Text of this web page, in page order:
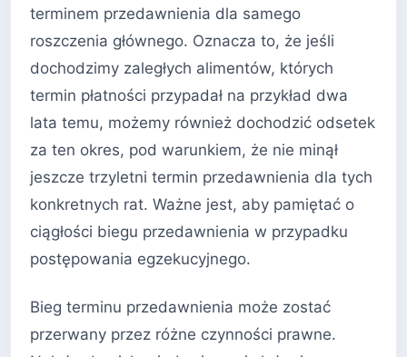
terminem przedawnienia dla samego
roszczenia głównego. Oznacza to, że jeśli
dochodzimy zaległych alimentów, których
termin płatności przypadał na przykład dwa
lata temu, możemy również dochodzić odsetek
za ten okres, pod warunkiem, że nie minął
jeszcze trzyletni termin przedawnienia dla tych
konkretnych rat. Ważne jest, aby pamiętać o
ciągłości biegu przedawnienia w przypadku
postępowania egzekucyjnego.
Bieg terminu przedawnienia może zostać
przerwany przez różne czynności prawne.